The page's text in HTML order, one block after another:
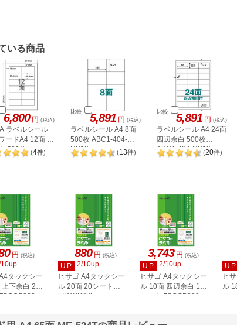
いる商品
6,800 円 (税込)
ラベルシール
ードA4 12面 上
500枚 (4件)
比較 5,891 円 (税込)
ラベルシール A4 8面
500枚 ABC1-404-
RB10
(13件)
比較 5,891 円 (税込)
ラベルシール A4 24面
四辺余白 500枚
ABC1-404-RB19
(20件)
円 (税込)
タックシー
上下余白 20
880 円 (税込)
UP
2/10up
ヒサゴ A4タックシー
ル 20面 20シート
FSCOP985
3,743 円 (税込)
UP
2/10up
ヒサゴ A4タックシー
ル 10面 四辺余白 100
シート FSCGB888
UP
ヒ
ル
シ